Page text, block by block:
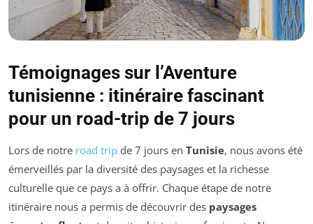
Témoignages sur l’Aventure
tunisienne : itinéraire fascinant
pour un road-trip de 7 jours
Lors de notre road trip de 7 jours en Tunisie, nous avons été
émerveillés par la diversité des paysages et la richesse
culturelle que ce pays a à offrir. Chaque étape de notre
itinéraire nous a permis de découvrir des paysages